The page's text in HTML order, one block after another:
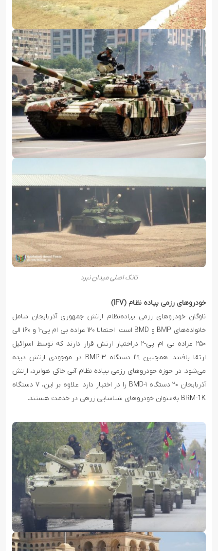
تانک‌ اصلی میدان نبرد
خودروهای رزمی پیاده نظام (IFV)
ناوگان خودروهای رزمی پیاده‌نظام ارتش جمهوری آذربایجان شامل
خانواده‌های BMP و BMD است. احتمالا ۱۲۰ عراده بی ام پی-۱ و ۱۶۰ الی
۲۵۰ عراده بی ام پی-۲ دراختیار ارتش قرار دارند که توسط اسرائیل
ارتقا یافتند. همچنین ۱۱۹ دستگاه BMP-۳ در موجودی ارتش دیده
می‌شود. در حوزه خودروهای رزمی پیاده نظام آبی خاکی هوابرد، ارتش
آذربایجان ۲۰ دستگاه BMD-۱ را در اختیار دارد. علاوه بر این، ۷ دستگاه
BRM-1K به‌عنوان خودروهای شناسایی زرهی در خدمت هستند.